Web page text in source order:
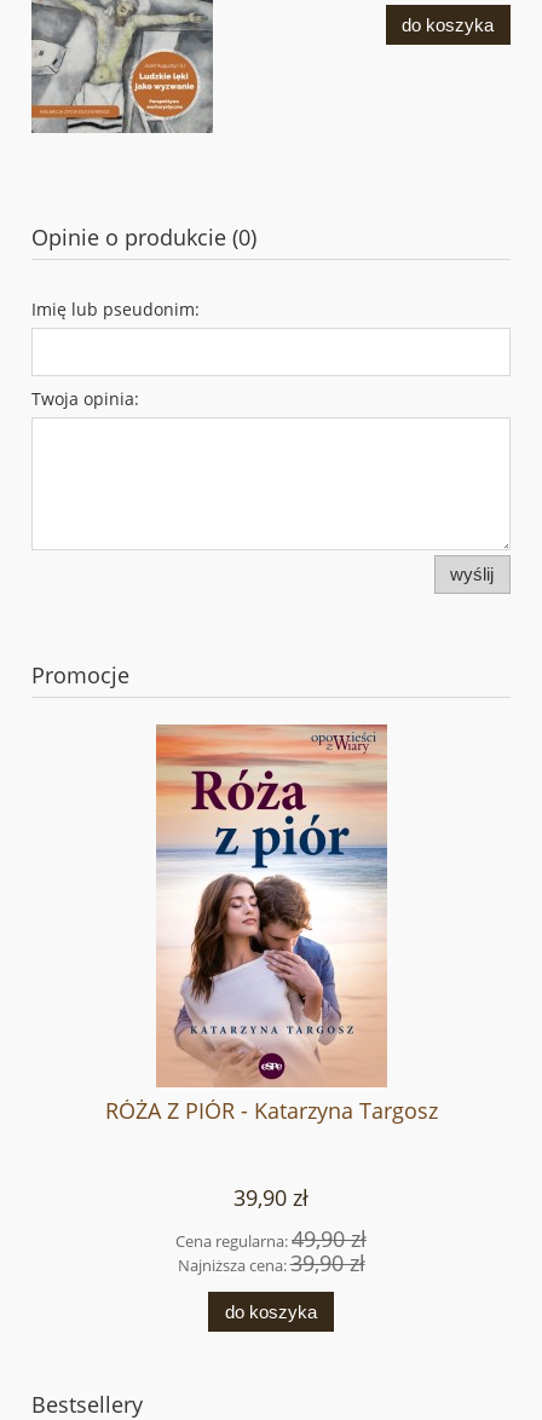
do koszyka
Opinie o produkcie (0)
Imię lub pseudonim:
Twoja opinia:
wyślij
Promocje
RÓŻA Z PIÓR - Katarzyna Targosz
39,90 zł
Cena regularna:49,90 zł
Najniższa cena:39,90 zł
do koszyka
Bestsellery